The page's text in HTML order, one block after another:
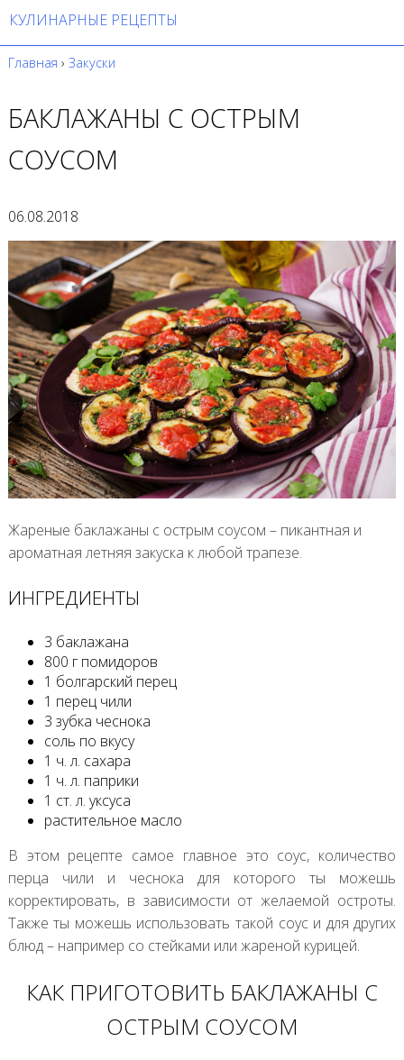
КУЛИНАРНЫЕ РЕЦЕПТЫ
Главная › Закуски
БАКЛАЖАНЫ С ОСТРЫМ
СОУСОМ
06.08.2018
Жареные баклажаны с острым соусом – пикантная и
ароматная летняя закуска к любой трапезе.
ИНГРЕДИЕНТЫ
3 баклажана
800 г помидоров
1 болгарский перец
1 перец чили
3 зубка чеснока
соль по вкусу
1 ч. л. сахара
1 ч. л. паприки
1 ст. л. уксуса
растительное масло
В этом рецепте самое главное это соус, количество
перца чили и чеснока для которого ты можешь
корректировать, в зависимости от желаемой остроты.
Также ты можешь использовать такой соус и для других
блюд – например со стейками или жареной курицей.
КАК ПРИГОТОВИТЬ БАКЛАЖАНЫ С
ОСТРЫМ СОУСОМ